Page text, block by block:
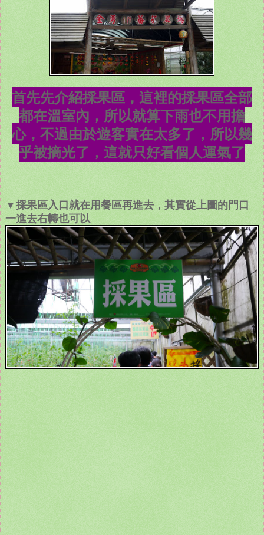
首先先介紹採果區，這裡的採果區全部
都在溫室內，所以就算下雨也不用擔
心，不過由於遊客實在太多了，所以幾
乎被摘光了，這就只好看個人運氣了
▼採果區入口就在用餐區再進去，其實從上圖的門口
一進去右轉也可以